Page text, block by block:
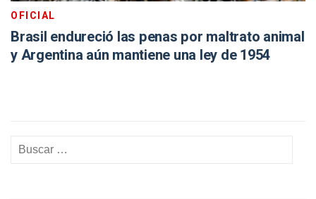
OFICIAL
Brasil endureció las penas por maltrato animal
y Argentina aún mantiene una ley de 1954